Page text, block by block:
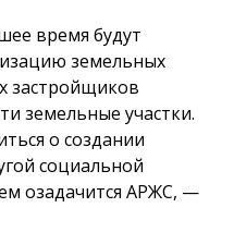
время будут
земельных
застройщиков
земельные участки.
о создании
социальной
озадачится АРЖС, —